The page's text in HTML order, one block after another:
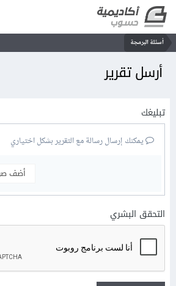
أسئلة البرمجة
أرسل تقرير
تبليغك
يمكنك إرسال رسالة مع التقرير بشكل اختياري
أضف
التحقق البشري